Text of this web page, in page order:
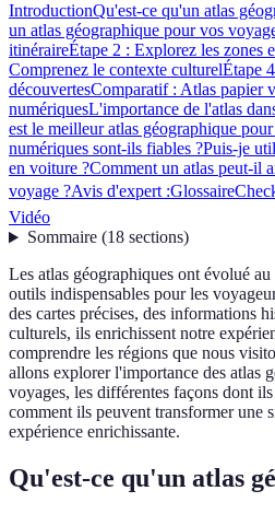
IntroductionQu'est-ce qu'un atlas
un atlas géographique pour vos
itinéraireÉtape 2 : Explorez les zones
Comprenez le contexte culturelÉtape
découvertesComparatif : Atlas papier
numériquesL'importance de l'atlas
est le meilleur atlas géographique
numériques sont-ils fiables ?Puis-je
en voiture ?Comment un atlas peut-il
voyage ?Avis d'expert :Glossaire
Vidéo
Sommaire(18 sections)
Les atlas géographiques ont évolué
outils indispensables pour les
des cartes précises, des informations
culturels, ils enrichissent notre
comprendre les régions que nous
allons explorer l'importance des atlas
voyages, les différentes façons dont
comment ils peuvent transformer une
expérience enrichissante.
Qu'est-ce qu'un atlas